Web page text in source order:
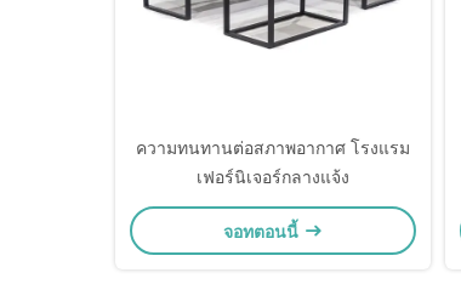
ความทนทานต่อสภาพอากาศ โรงแรม
เฟอร์นิเจอร์กลางแจ้ง
จอทตอนนี้